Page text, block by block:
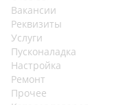
Вакансии
Реквизиты
Услуги
Пусконаладка
Настройка
Ремонт
Прочее